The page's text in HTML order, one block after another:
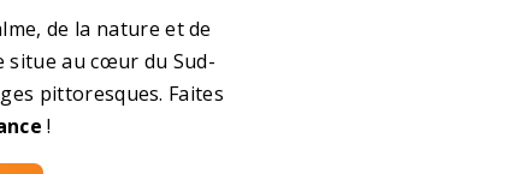
de la nature et de
situe au cœur du Sud-
pittoresques. Faites
!